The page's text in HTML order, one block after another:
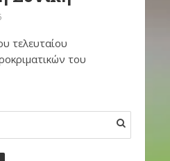
τελευταίου
του